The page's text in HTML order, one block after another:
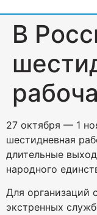
В
27 октября — 1
шестидневная
длительные
народного
Для организаций
экстренных